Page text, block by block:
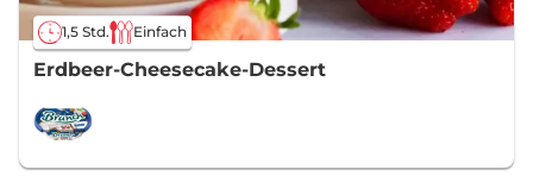
1,5 Std. Einfach
Erdbeer-Cheesecake-Dessert